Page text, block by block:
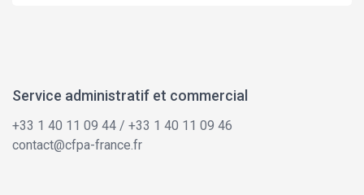
Service administratif et commercial
+33 1 40 11 09 44 / +33 1 40 11 09 46
contact@cfpa-france.fr